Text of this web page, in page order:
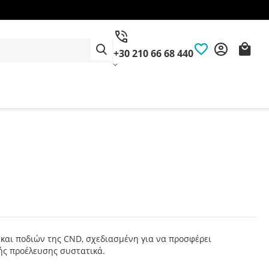
+30 210 66 68 440
ποδιών της CND, σχεδιασμένη για να προσφέρει
προέλευσης συστατικά.